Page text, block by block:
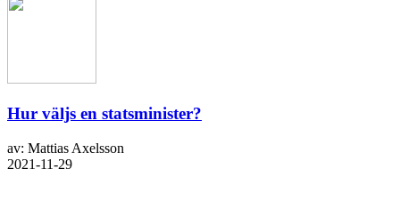
Hur väljs en statsminister?
av: Mattias Axelsson
2021-11-29